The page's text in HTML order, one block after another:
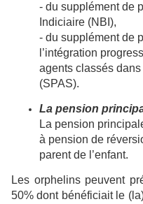
- du supplément de
Indiciaire (NBI),
- du supplément de
l’intégration
agents classés
(SPAS).
La pension
La pension
à pension de
parent de l’enfant.
Les orphelins peuvent
50% dont bénéficiait le